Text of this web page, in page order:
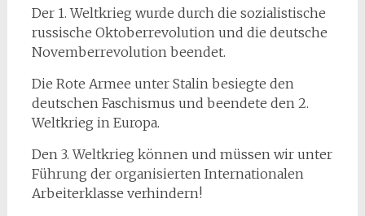
Der 1. Weltkrieg wurde durch die sozialistische
russische Oktoberrevolution und die deutsche
Novemberrevolution beendet.
Die Rote Armee unter Stalin besiegte den
deutschen Faschismus und beendete den 2.
Weltkrieg in Europa.
Den 3. Weltkrieg können und müssen wir unter
Führung der organisierten Internationalen
Arbeiterklasse verhindern!